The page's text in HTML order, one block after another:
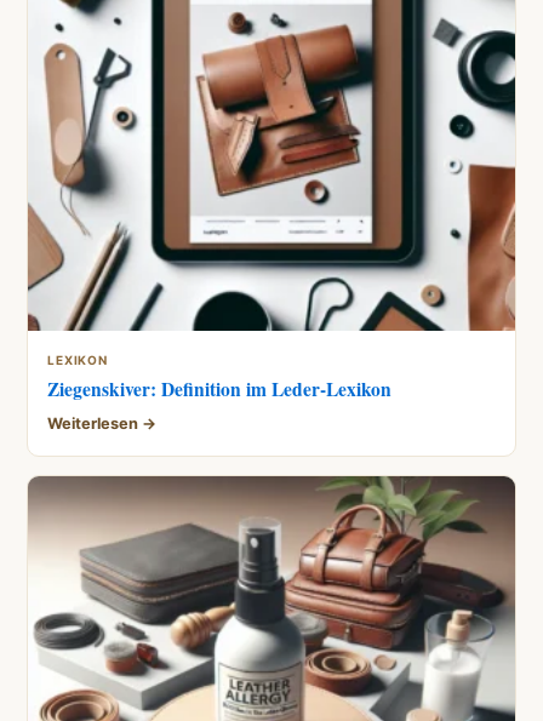
LEXIKON
Ziegenskiver: Definition im Leder-Lexikon
Weiterlesen →